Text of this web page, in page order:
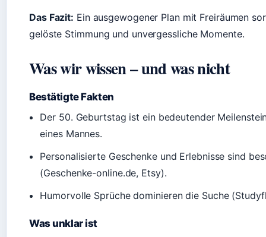
Das Fazit: Ein ausgewogener Plan mit Freiräumen
gelöste Stimmung und unvergessliche Momente.
Was wir wissen – und was nicht
Bestätigte Fakten
Der 50. Geburtstag ist ein bedeutender
eines Mannes.
Personalisierte Geschenke und Erlebnisse sind
(Geschenke-online.de, Etsy).
Humorvolle Sprüche dominieren die Suche
Was unklar ist